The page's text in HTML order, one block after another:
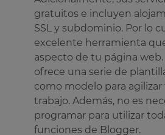
gratuitos e incluyen
SSL y subdominio. Por lo
excelente herramienta
aspecto de tu página
ofrece una serie de
como modelo para
trabajo. Además, no es
programar para utilizar
funciones de Blogger.